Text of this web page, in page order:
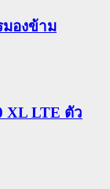
มองข้าม
XL LTE ตัว